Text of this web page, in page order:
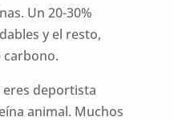
Un 20-30%
y el resto,
carbono.
eres deportista
animal. Muchos